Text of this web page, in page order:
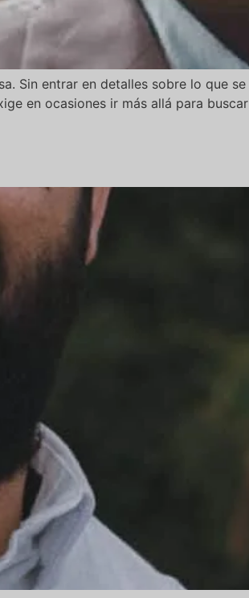
Sin entrar en detalles sobre lo que
en ocasiones ir más allá para